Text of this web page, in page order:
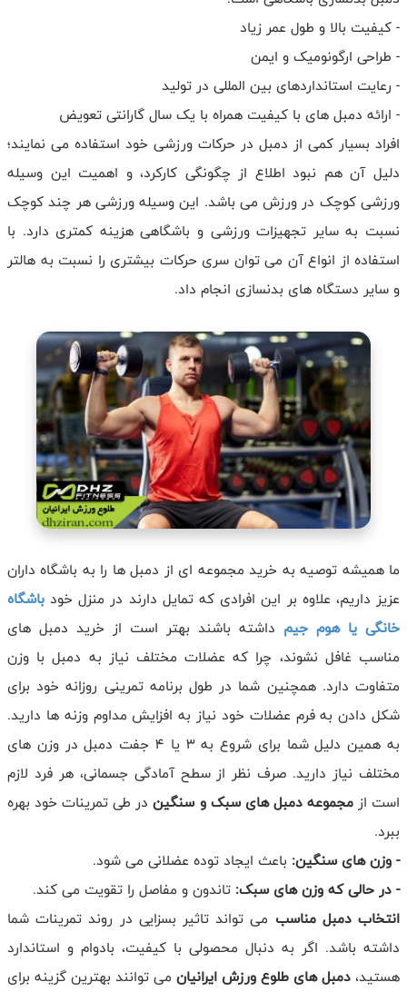
- کیفیت بالا و طول عمر زیاد
- طراحی ارگونومیک و ایمن
- رعایت استانداردهای بین المللی در تولید
- ارائه دمبل های با کیفیت همراه با یک سال گارانتی تعویض
افراد بسیار کمی از دمبل در حرکات ورزشی خود استفاده می نمایند؛
دلیل آن هم نبود اطلاع از چگونگی کارکرد، و اهمیت این وسیله
ورزشی کوچک در ورزش می باشد. این وسیله ورزشی هر چند کوچک
نسبت به سایر تجهیزات ورزشی و باشگاهی هزینه کمتری دارد. با
استفاده از انواع آن می توان سری حرکات بیشتری را نسبت به هالتر
و سایر دستگاه های بدنسازی انجام داد.
ما همیشه توصیه به خرید مجموعه ای از دمبل ها را به باشگاه داران
عزیز داریم، علاوه بر این افرادی که تمایل دارند در منزل خود باشگاه
خانگی یا هوم جیم داشته باشند بهتر است از خرید دمبل های
مناسب غافل نشوند، چرا که عضلات مختلف نیاز به دمبل با وزن
متفاوت دارد. همچنین شما در طول برنامه تمرینی روزانه خود برای
شکل دادن به فرم عضلات خود نیاز به افزایش مداوم وزنه ها دارید.
به همین دلیل شما برای شروع به 3 یا 4 جفت دمبل در وزن های
مختلف نیاز دارید. صرف نظر از سطح آمادگی جسمانی، هر فرد لازم
است ازمجموعه دمبل های سبک و سنگیندر طی تمرینات خود بهره
ببرد.
- وزن های سنگین: باعث ایجاد توده عضلانی می شود.
- در حالی که وزن های سبک: تاندون و مفاصل را تقویت می کند.
انتخاب دمبل مناسب می تواند تاثیر بسزایی در روند تمرینات شما
داشته باشد. اگر به دنبال محصولی با کیفیت، بادوام و استاندارد
هستید،دمبل های طلوع ورزش ایرانیان می توانند بهترین گزینه برای